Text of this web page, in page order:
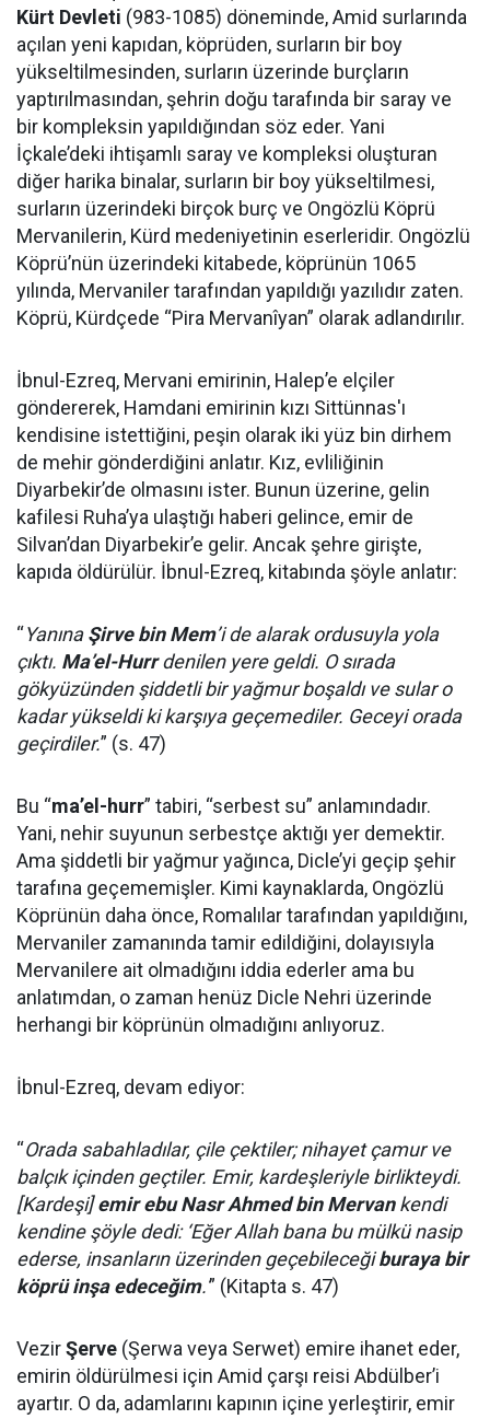
Kürt Devleti (983-1085) döneminde, Amid surlarında
açılan yeni kapıdan, köprüden, surların bir boy
yükseltilmesinden, surların üzerinde burçların
yaptırılmasından, şehrin doğu tarafında bir saray ve
bir kompleksin yapıldığından söz eder. Yani
İçkale’deki ihtişamlı saray ve kompleksi oluşturan
diğer harika binalar, surların bir boy yükseltilmesi,
surların üzerindeki birçok burç ve Ongözlü Köprü
Mervanilerin, Kürd medeniyetinin eserleridir. Ongözlü
Köprü’nün üzerindeki kitabede, köprünün 1065
yılında, Mervaniler tarafından yapıldığı yazılıdır zaten.
Köprü, Kürdçede “Pira Mervanîyan” olarak adlandırılır.
İbnul-Ezreq, Mervani emirinin, Halep’e elçiler
göndererek, Hamdani emirinin kızı Sittünnas'ı
kendisine istettiğini, peşin olarak iki yüz bin dirhem
de mehir gönderdiğini anlatır. Kız, evliliğinin
Diyarbekir’de olmasını ister. Bunun üzerine, gelin
kafilesi Ruha’ya ulaştığı haberi gelince, emir de
Silvan’dan Diyarbekir’e gelir. Ancak şehre girişte,
kapıda öldürülür. İbnul-Ezreq, kitabında şöyle anlatır:
“YanınaŞirve bin Mem’i de alarak ordusuyla yola
çıktı. Ma’el-Hurrdenilen yere geldi. O sırada
gökyüzünden şiddetli bir yağmur boşaldı ve sular o
kadar yükseldi ki karşıya geçemediler. Geceyi orada
geçirdiler.” (s. 47)
Bu “ma’el-hurr” tabiri, “serbest su” anlamındadır.
Yani, nehir suyunun serbestçe aktığı yer demektir.
Ama şiddetli bir yağmur yağınca, Dicle’yi geçip şehir
tarafına geçememişler. Kimi kaynaklarda, Ongözlü
Köprünün daha önce, Romalılar tarafından yapıldığını,
Mervaniler zamanında tamir edildiğini, dolayısıyla
Mervanilere ait olmadığını iddia ederler ama bu
anlatımdan, o zaman henüz Dicle Nehri üzerinde
herhangi bir köprünün olmadığını anlıyoruz.
İbnul-Ezreq, devam ediyor:
“Orada sabahladılar, çile çektiler; nihayet çamur ve
balçık içinden geçtiler. Emir, kardeşleriyle birlikteydi.
[Kardeşi]emir ebu Nasr Ahmed bin Mervankendi
kendine şöyle dedi: ‘Eğer Allah bana bu mülkü nasip
ederse, insanların üzerinden geçebileceğiburaya bir
köprü inşa edeceğim.'” (Kitapta s. 47)
VezirŞerve (Şerwa veya Serwet) emire ihanet eder,
emirin öldürülmesi için Amid çarşı reisi Abdülber’i
ayartır. O da, adamlarını kapının içine yerleştirir, emir